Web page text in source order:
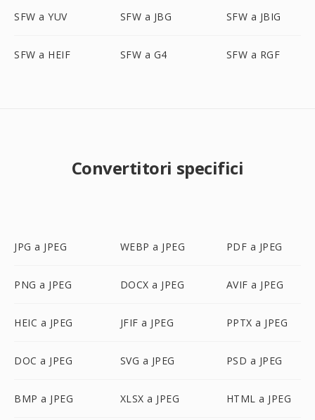
SFW a YUV SFW a JBG SFW a JBIG
SFW a HEIF SFW a G4 SFW a RGF
Convertitori specifici
JPG a JPEG WEBP a JPEG PDF a JPEG
PNG a JPEG DOCX a JPEG AVIF a JPEG
HEIC a JPEG JFIF a JPEG PPTX a JPEG
DOC a JPEG SVG a JPEG PSD a JPEG
BMP a JPEG XLSX a JPEG HTML a JPEG